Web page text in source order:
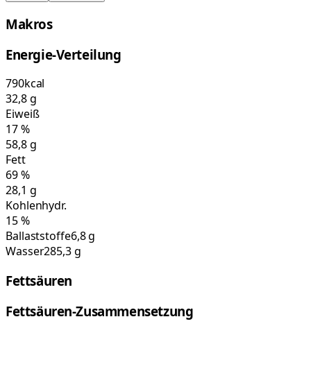
Makros
Energie-Verteilung
790kcal
32,8g
Eiweiß
17%
58,8g
Fett
69%
28,1 g
Kohlenhydr.
15%
Ballaststoffe6,8 g
Wasser285,3 g
Fettsäuren
Fettsäuren-Zusammensetzung